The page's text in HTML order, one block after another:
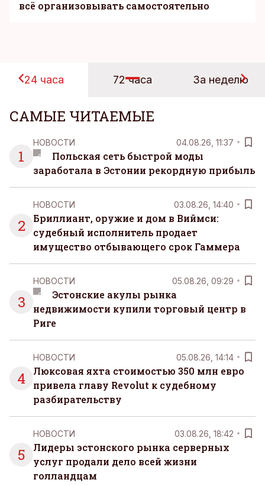
всё организовывать самостоятельно
24 часа 72 часа За неделю
САМЫЕ ЧИТАЕМЫЕ
1
НОВОСТИ 04.08.26, 11:37
Польская сеть быстрой моды
заработала в Эстонии рекордную прибыль
2
НОВОСТИ 03.08.26, 14:40
Бриллиант, оружие и дом в Виймси:
судебный исполнитель продает
имущество отбывающего срок Гаммера
3
НОВОСТИ 05.08.26, 09:29
Эстонские акулы рынка
недвижимости купили торговый центр в
Риге
4
НОВОСТИ 05.08.26, 14:14
Люксовая яхта стоимостью 350 млн евро
привела главу Revolut к судебному
разбирательству
5
НОВОСТИ 03.08.26, 18:42
Лидеры эстонского рынка серверных
услуг продали дело всей жизни
голландцам